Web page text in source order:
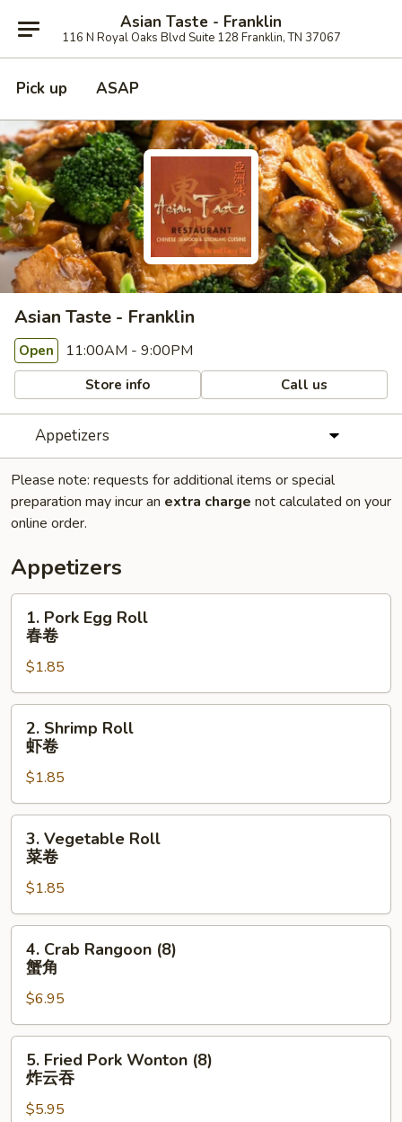
Asian Taste - Franklin
116 N Royal Oaks Blvd Suite 128 Franklin, TN 37067
Pick up ASAP
Asian Taste - Franklin
Open 11:00AM - 9:00PM
Store info Call us
Appetizers
Please note: requests for additional items or special
preparation may incur an extra charge not calculated on your
online order.
Appetizers
Pork
Egg
Roll
春
卷
1. Pork Egg Roll
春卷
$1.85
Shrimp
Roll
卷
2. Shrimp Roll
虾卷
$1.85
Vegetable
Roll
卷
3. Vegetable Roll
菜卷
$1.85
Crab
Rangoon
(8)
蟹
角
4. Crab Rangoon (8)
蟹角
$6.95
Fried
Pork
Wonton
5. Fried Pork Wonton (8)
炸云吞
$5.95